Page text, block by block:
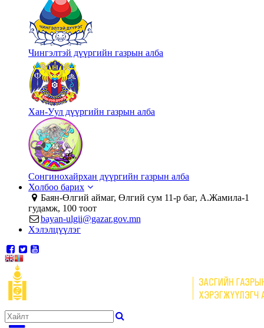
Чингэлтэй дүүргийн газрын алба
Хан-Уул дүүргийн газрын алба
Сонгинохайрхан дүүргийн газрын алба
Холбоо барих
Баян-Өлгий аймаг, Өлгий сум 11-р баг, А.Жамила-1
гудамж, 100 тоот
bayan-ulgii@gazar.gov.mn
Хэлэлцүүлэг